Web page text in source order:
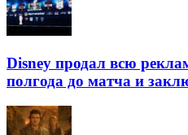
Disney продал всю
полгода до матча и